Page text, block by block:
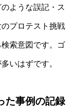
ような誤記・ス
プロテスト挑戦
索意図です。ゴ
いはずです。
た事例の記録